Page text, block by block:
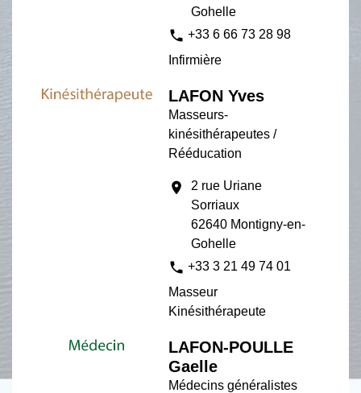
Gohelle
phone +33 6 66 73 28 98
Infirmière
LAFON Yves
Masseurs-
kinésithérapeutes /
Rééducation
location_on
2 rue Uriane
Sorriaux
62640 Montigny-en-
Gohelle
phone +33 3 21 49 74 01
Masseur
Kinésithérapeute
LAFON-POULLE
Gaelle
Médecins généralistes